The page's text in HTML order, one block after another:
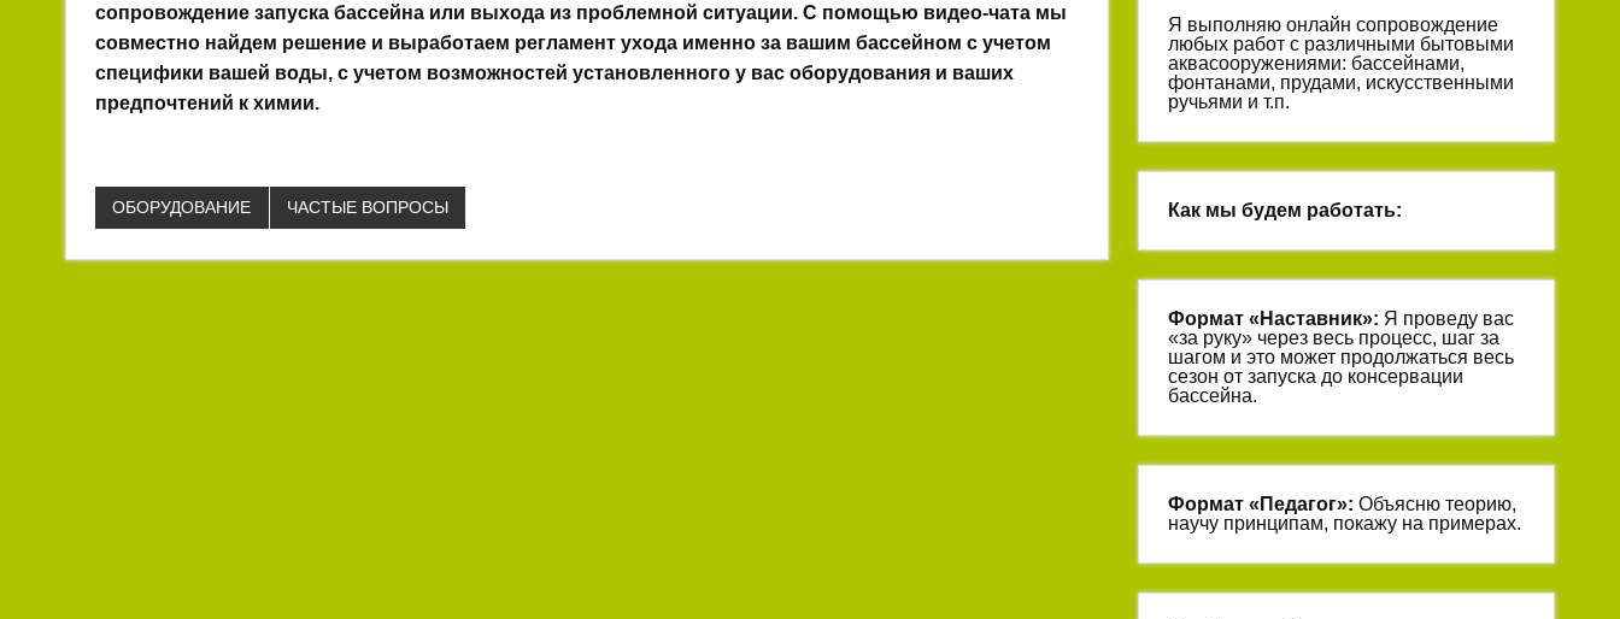
сопровождение запуска бассейна или выхода из проблемной ситуации. С помощью видео-чата мы
совместно найдем решение и выработаем регламент ухода именно за вашим бассейном с учетом
специфики вашей воды, с учетом возможностей установленного у вас оборудования и ваших
предпочтений к химии.
ОБОРУДОВАНИЕ ЧАСТЫЕ ВОПРОСЫ
Я выполняю онлайн сопровождение
любых работ с различными бытовыми
аквасооружениями: бассейнами,
фонтанами, прудами, искусственными
ручьями и т.п.
Как мы будем работать:
Формат « Наставник»: Я проведу вас
«за руку» через весь процесс, шаг за
шагом и это может продолжаться весь
сезон от запуска до консервации
бассейна.
Формат « Педагог»: Объясню теорию,
научу принципам, покажу на примерах.